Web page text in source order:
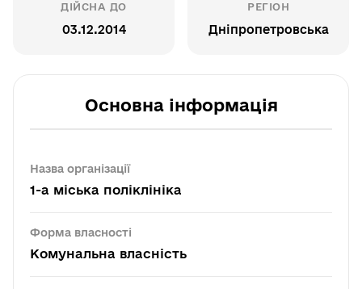
ДІЙСНА ДО
03.12.2014
РЕГІОН
Дніпропетровська
Основна інформація
Назва організації
1-а міська поліклініка
Форма власності
Комунальна власність